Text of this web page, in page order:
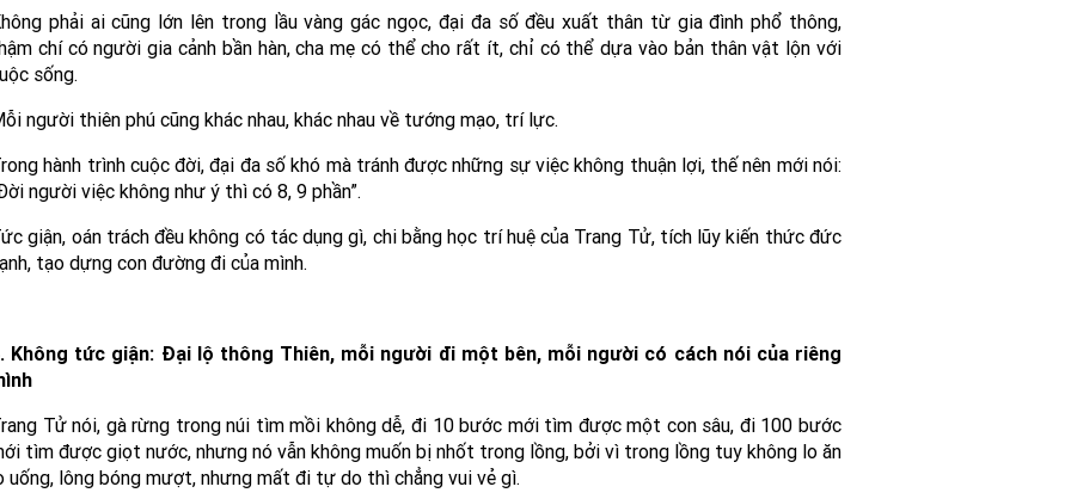
phải ai cũng lớn lên trong lầu vàng gác ngọc, đại đa số đều xuất thân từ gia đình phổ thông,
chí có người gia cảnh bần hàn, cha mẹ có thể cho rất ít, chỉ có thể dựa vào bản thân vật lộn với
sống.
người thiên phú cũng khác nhau, khác nhau về tướng mạo, trí lực.
hành trình cuộc đời, đại đa số khó mà tránh được những sự việc không thuận lợi, thế nên mới nói:
người việc không như ý thì có 8, 9 phần”.
giận, oán trách đều không có tác dụng gì, chi bằng học trí huệ của Trang Tử, tích lũy kiến thức đức
tạo dựng con đường đi của mình.
Không tức giận: Đại lộ thông Thiên, mỗi người đi một bên, mỗi người có cách nói của riêng
Tử nói, gà rừng trong núi tìm mồi không dễ, đi 10 bước mới tìm được một con sâu, đi 100 bước
tìm được giọt nước, nhưng nó vẫn không muốn bị nhốt trong lồng, bởi vì trong lồng tuy không lo ăn
uống, lông bóng mượt, nhưng mất đi tự do thì chẳng vui vẻ gì.